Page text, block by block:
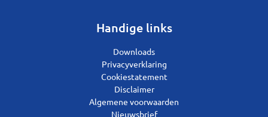
Handige links
Downloads
Privacyverklaring
Cookiestatement
Disclaimer
Algemene voorwaarden
Nieuwsbrief